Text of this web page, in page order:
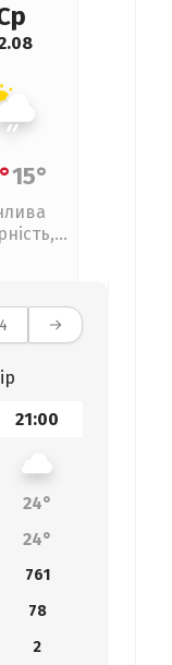
15°
21:00
24°
24°
761
78
2